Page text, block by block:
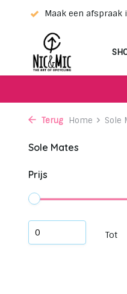
Maak een
Terug Home Sole
Sole Mates
Prijs
Tot